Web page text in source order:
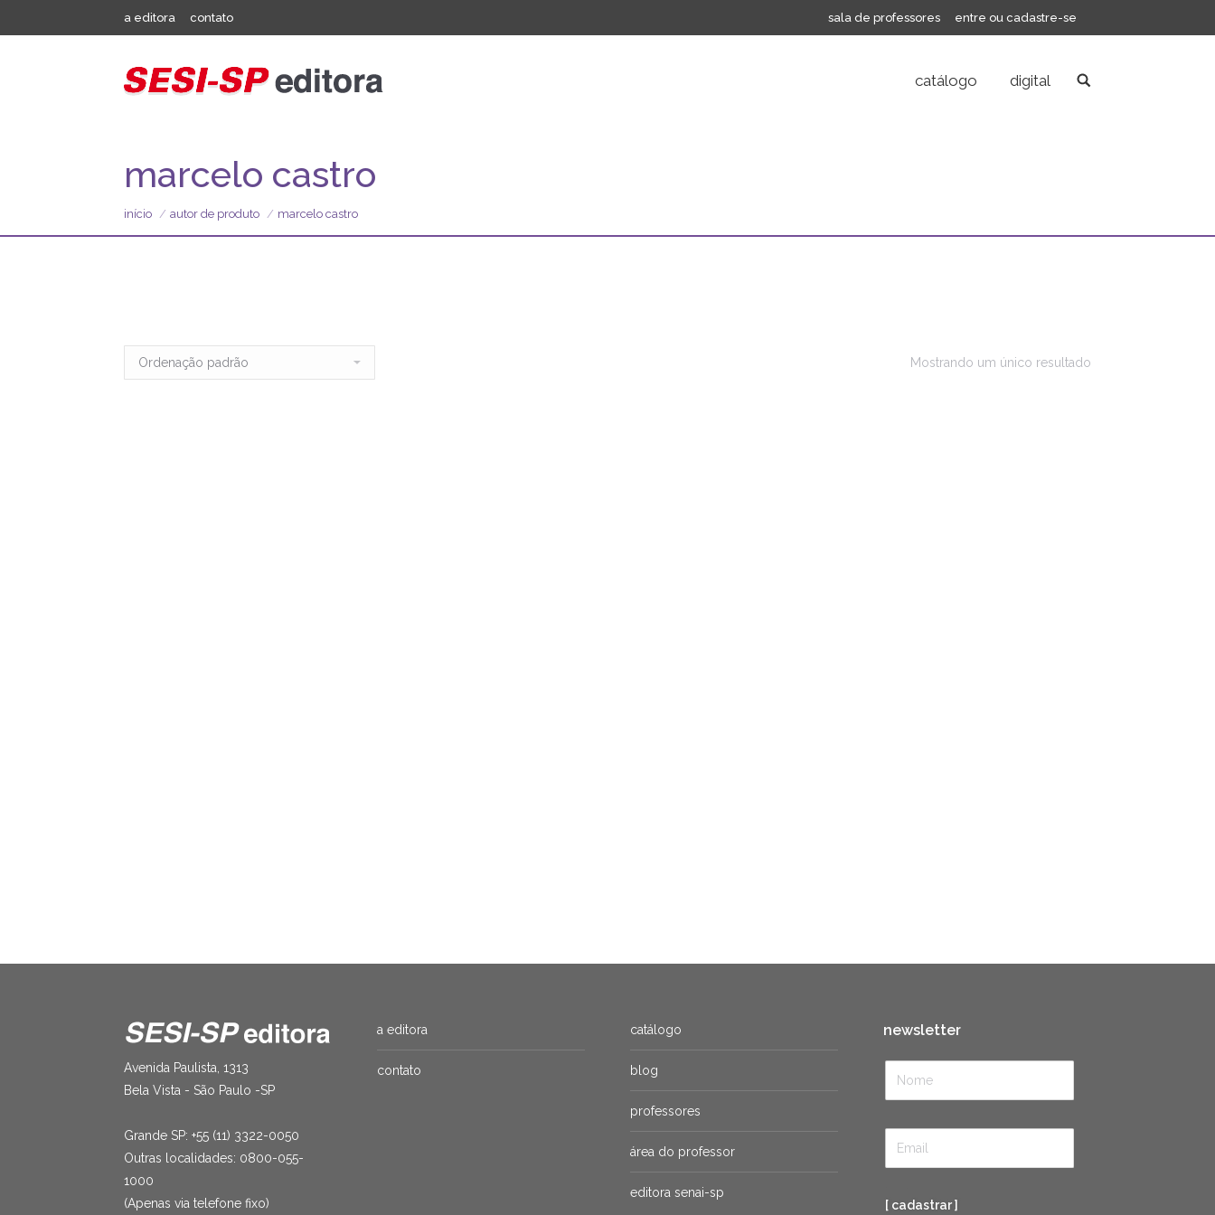
a editora contato sala de professores entre ou cadastre-se
catálogo digital Search:
marcelo castro
início autor de produto marcelo castro
Mostrando um único resultado
Avenida Paulista, 1313
Bela Vista - São Paulo -SP
Grande SP: +55 (11) 3322-0050
Outras localidades: 0800-055-
1000
(Apenas via telefone fixo)
a editora
contato
catálogo
blog
professores
área do professor
editora senai-sp
newsletter
[ cadastrar ]